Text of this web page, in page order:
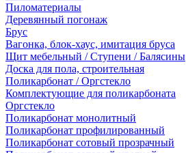
Пиломатериалы
Деревянный погонаж
Брус
Вагонка, блок-хаус, имитация бруса
Щит мебельный / Ступени / Балясины
Доска для пола, строительная
Поликарбонат / Оргстекло
Комплектующие для поликарбоната
Оргстекло
Поликарбонат монолитный
Поликарбонат профилированный
Поликарбонат сотовый прозрачный